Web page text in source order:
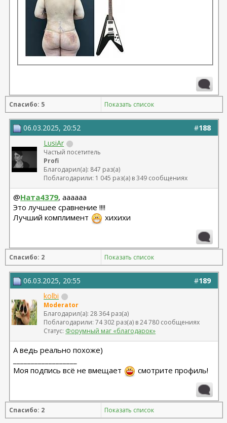
Спасибо: 5 Показать список
#188
06.03.2025, 20:52
LusiAr
Частый посетитель
Profi
Благодарил(а): 847 раз(а)
Поблагодарили: 1 045 раз(а) в 349 сообщениях
@Ната4379, аааааа
Это лучшее сравнение !!!!
Лучший комплимент
хихихи
Спасибо: 2 Показать список
#189
06.03.2025, 20:55
kolbi
Moderator
Благодарил(а): 28 364 раз(а)
Поблагодарили: 74 302 раз(а) в 24 780 сообщениях
Статус: Форумный маг «благодарок»
А ведь реально похоже)
Моя подпись всё не вмещает
смотрите профиль!
Спасибо: 2 Показать список